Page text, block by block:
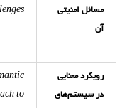
مسائل امنیتی
آن
رویکرد معنایی
در سیستم‌های
to